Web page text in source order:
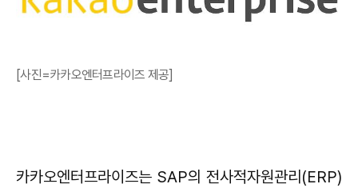
[사진=카카오엔터프라이즈 제공]
카카오엔터프라이즈는 SAP의 전사적자원관리(ERP)